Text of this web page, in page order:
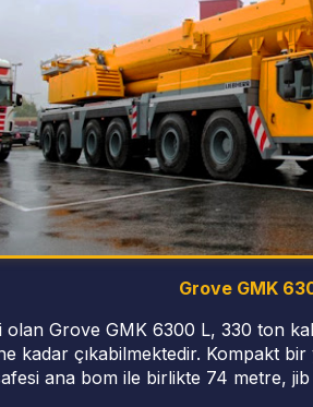
Grove GMK
olan Grove GMK 6300 L, 330 ton
kadar çıkabilmektedir. Kompakt
ana bom ile birlikte 74 metre,